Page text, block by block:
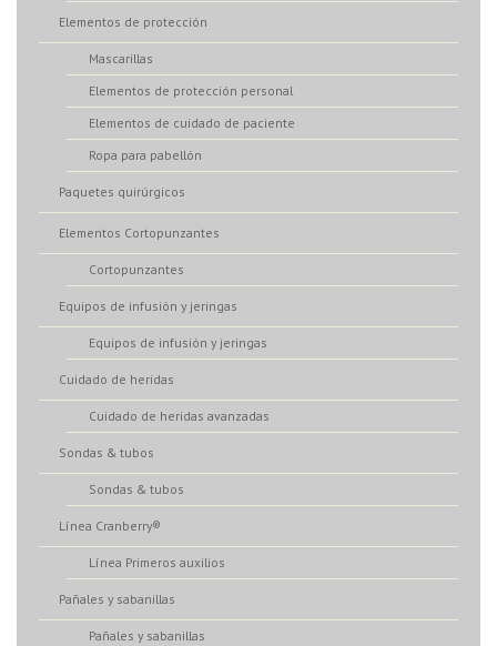
Elementos de protección
Mascarillas
Elementos de protección personal
Elementos de cuidado de paciente
Ropa para pabellón
Paquetes quirúrgicos
Elementos Cortopunzantes
Cortopunzantes
Equipos de infusión y jeringas
Equipos de infusión y jeringas
Cuidado de heridas
Cuidado de heridas avanzadas
Sondas & tubos
Sondas & tubos
Línea Cranberry®
Línea Primeros auxilios
Pañales y sabanillas
Pañales y sabanillas